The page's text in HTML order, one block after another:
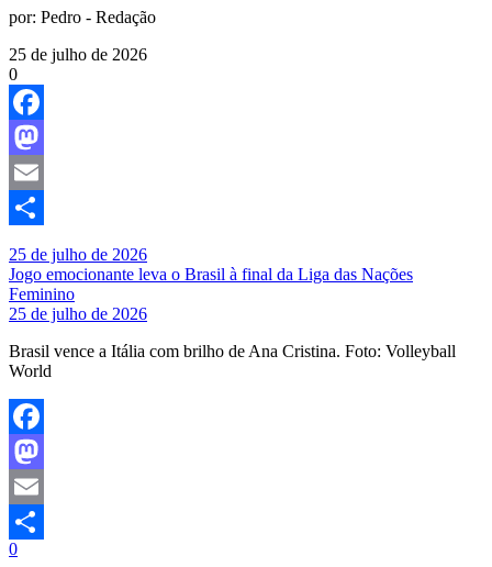
por: Pedro - Redação
25 de julho de 2026
0
Facebook
Mastodon
Email
25 de julho de 2026
Jogo emocionante leva o Brasil à final da Liga das Nações
Feminino
25 de julho de 2026
Brasil vence a Itália com brilho de Ana Cristina. Foto: Volleyball
World
Facebook
Mastodon
Email
Share
0